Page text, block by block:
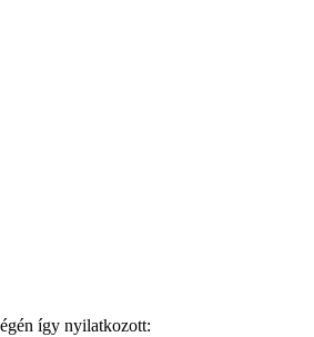
így nyilatkozott: